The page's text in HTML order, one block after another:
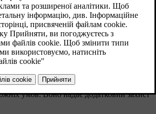
чи автопричепа
нижче-30 °Сабо вище+40 °С.
на водіння на короткі
температурах.
синтетичне масло двигуна для
умов. Воно надає додатковий захист